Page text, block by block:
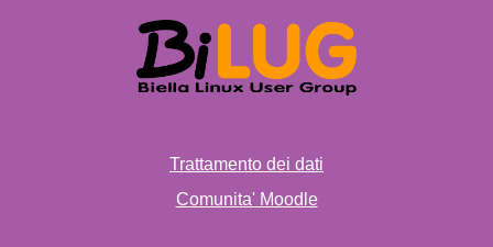
Trattamento dei dati
Comunita' Moodle